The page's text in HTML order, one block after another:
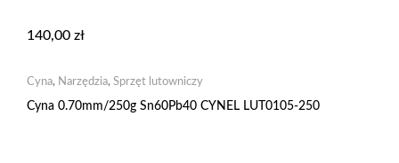
140,00 zł
Cyna, Narzędzia, Sprzęt lutowniczy
Cyna 0.70mm/250g Sn60Pb40 CYNEL LUT0105-250